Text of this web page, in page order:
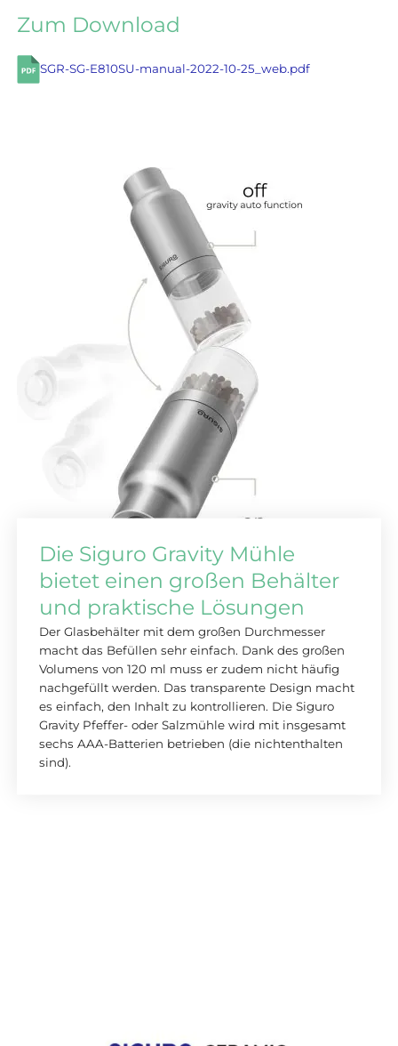
Zum Download
SGR-SG-E810SU-manual-2022-10-25_web.pdf
Die Siguro Gravity Mühle
bietet einen großen Behälter
und praktische Lösungen
Der Glasbehälter mit dem großen Durchmesser
macht das Befüllen sehr einfach. Dank des großen
Volumens von 120 ml muss er zudem nicht häufig
nachgefüllt werden. Das transparente Design macht
es einfach, den Inhalt zu kontrollieren. Die Siguro
Gravity Pfeffer- oder Salzmühle wird mit insgesamt
sechs AAA-Batterien betrieben (die nichtenthalten
sind).